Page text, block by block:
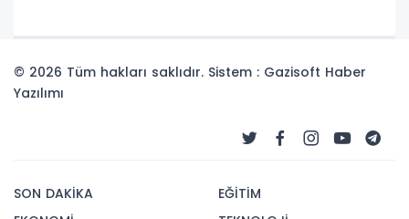
© 2026 Tüm hakları saklıdır. Sistem : Gazisoft Haber
Yazılımı
SON DAKİKA
EĞİTİM